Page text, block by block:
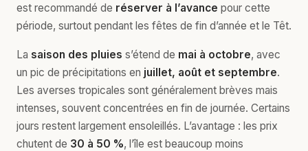
est recommandé de réserver à l’avance pour cette
période, surtout pendant les fêtes de fin d’année et le Têt.
La saison des pluies s’étend de mai à octobre, avec
un pic de précipitations en juillet, août et septembre.
Les averses tropicales sont généralement brèves mais
intenses, souvent concentrées en fin de journée. Certains
jours restent largement ensoleillés. L’avantage : les prix
chutent de 30 à 50 %, l’île est beaucoup moins